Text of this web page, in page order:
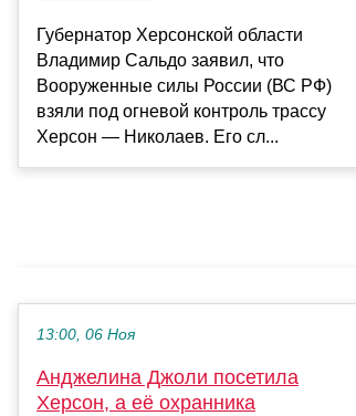
Губернатор Херсонской области
Владимир Сальдо заявил, что
Вооруженные силы России (ВС РФ)
взяли под огневой контроль трассу
Херсон — Николаев. Его сл...
13:00, 06 Ноя
Анджелина Джоли посетила
Херсон, а её охранника